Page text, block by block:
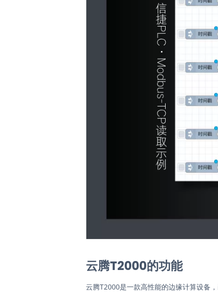
云腾T2000的功能
云腾T2000是一款高性能的边缘计算设备